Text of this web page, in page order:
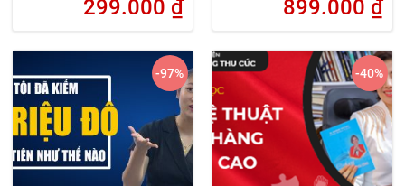
299.000 ₫ 899.000 ₫
-97% -40%